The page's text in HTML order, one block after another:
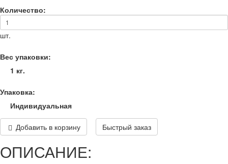
Количество:
шт.
Вес упаковки:
1 кг.
Упаковка:
Индивидуальная
Добавить в корзину Быстрый заказ
ОПИСАНИЕ: